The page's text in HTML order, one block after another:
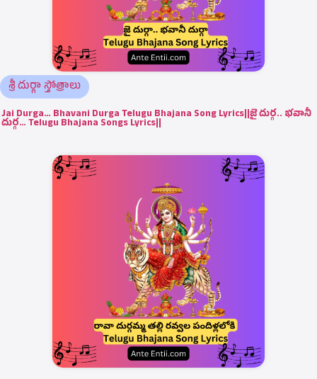
శ్రీ దుర్గా స్తోత్రాలు
Jai Durga… Bhavani Durga Telugu Bhajana Song Lyrics||జై దుర్గ.. భవానీ
దుర్గ… Telugu Bhajana Songs Lyrics||